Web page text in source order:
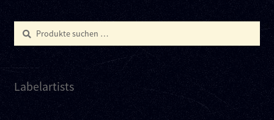
Suchen
nach:
Suchen
Labelartists